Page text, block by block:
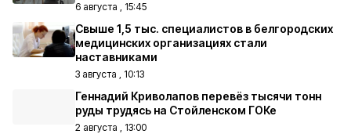
6 августа , 15:45
Свыше 1,5 тыс. специалистов в белгородских
медицинских организациях стали
наставниками
3 августа , 10:13
Геннадий Криволапов перевёз тысячи тонн
руды трудясь на Стойленском ГОКе
2 августа , 13:00